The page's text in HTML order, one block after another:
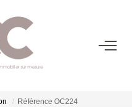
Référence OC224